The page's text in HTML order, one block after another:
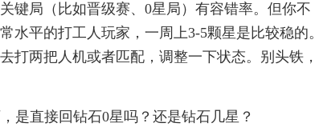
键局（比如晋级赛、0星局）有容错率。但你不
平的打工人玩家，一周上3-5颗星是比较稳的。
打两把人机或者匹配，调整一下状态。别头铁，
是直接回钻石0星吗？还是钻石几星？